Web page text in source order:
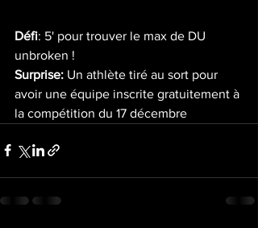
Défi: 5' pour trouver le max de DU
unbroken !
Surprise: Un athlète tiré au sort pour
avoir une équipe inscrite gratuitement à
la compétition du 17 décembre